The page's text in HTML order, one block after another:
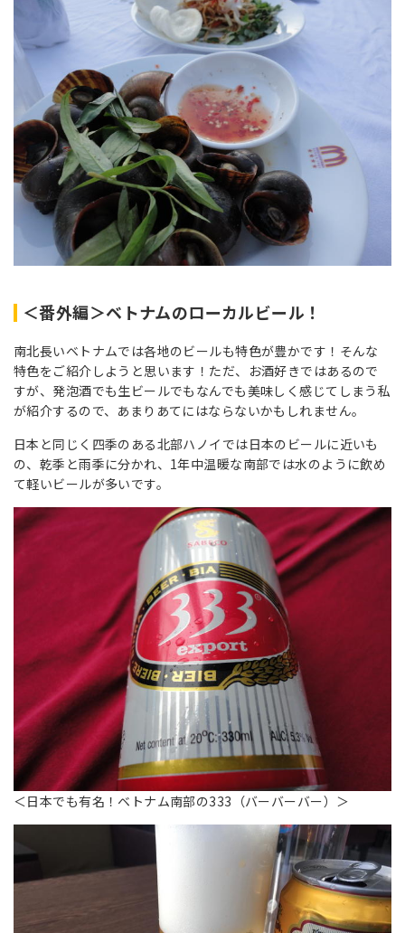
＜番外編＞ベトナムのローカルビール！
南北長いベトナムでは各地のビールも特色が豊かです！そんな
特色をご紹介しようと思います！ただ、お酒好きではあるので
すが、発泡酒でも生ビールでもなんでも美味しく感じてしまう私
が紹介するので、あまりあてにはならないかもしれません。
日本と同じく四季のある北部ハノイでは日本のビールに近いも
の、乾季と雨季に分かれ、1年中温暖な南部では水のように飲め
て軽いビールが多いです。
＜日本でも有名！ベトナム南部の333（バーバーバー）＞